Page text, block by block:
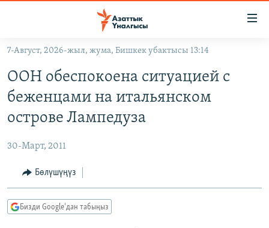
Навигацияга
өтүңүз
Издөөгө
салыңыз
КЫРГЫЗСТАН
САЯСАТ
ЭКОНОМИКА
МАДАНИЯТ
ДҮЙНӨ
БОРБОР АЗИЯ
УКРАИНА
АТАЙЫН ИЛИКТӨӨ
ТВ ПРОГРАММАЛАР
ЭКСПЕРТТЕР ТАЛДАЙТ
ӨЗГӨЧӨ ПИКИР
7-Август, 2026-жыл, жума, Бишкек убактысы 13:14
ООН обеспокоена ситуацией с
беженцами на итальянском
острове Лампедуза
30-Март, 2011
Бөлүшүңүз
Бизди Google'дан табыңыз